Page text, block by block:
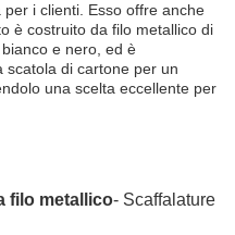
i clienti. Esso offre anche
è costruito da filo metallico di
e nero, ed è
scatola di cartone per un
una scelta eccellente per
filo metallico- Scaffalature